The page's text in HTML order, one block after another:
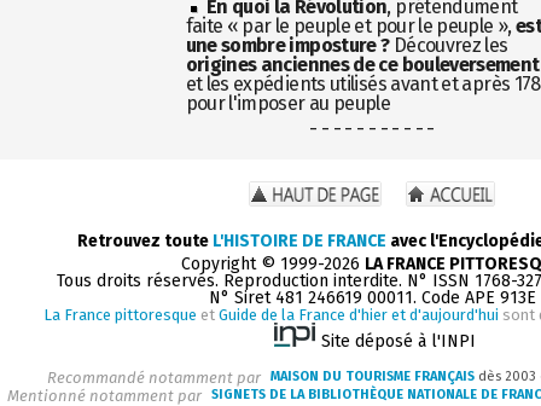
En quoi la Révolution, prétendument
faite « par le peuple et pour le peuple »,
une sombre imposture ?Découvrez les
origines anciennes de ce bouleversement
et les expédients utilisés avant et après
pour l'imposer au peuple
- - - - - - - - - - -
Retrouvez toute L'HISTOIRE DE FRANCE avec
Copyright © 1999-2026 LA FRANCE
Tous droits réservés. Reproduction interdite. N° ISSN 1768-
N° Siret 481 246619 00011. Code APE 913E
La France pittoresque et Guide de la France d'hier et d'aujourd'hui sont
Site déposé à l'INPI
Recommandé notamment par MAISON DU TOURISME FRANÇAIS dès
Mentionné notamment par SIGNETS DE LA BIBLIOTHÈQUE NATIONALE DE